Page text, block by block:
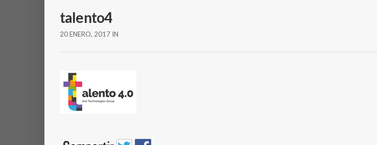
talento4
20 ENERO, 2017 IN